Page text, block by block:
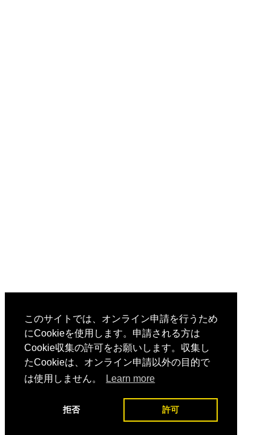
このサイトでは、オンライン申請を行うため
にCookieを使用します。申請される方は
Cookie収集の許可をお願いします。収集し
たCookieは、オンライン申請以外の目的で
は使用しません。
Learn more
拒否 許可